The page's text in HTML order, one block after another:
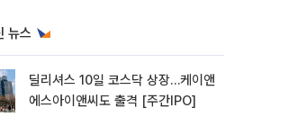
뉴스
딜리셔스 10일 코스닥 상장…케이앤
에스아이앤씨도 출격 [주간IPO]